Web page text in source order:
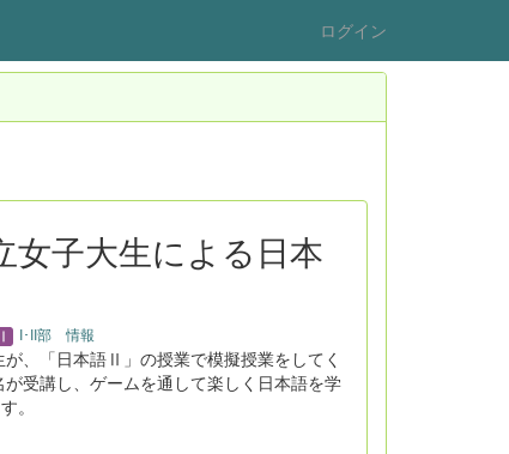
ログイン
女子大生による日本
I･II部 情報
、「日本語Ⅱ」の授業で模擬授業をしてく
受講し、ゲームを通して楽しく日本語を学
。